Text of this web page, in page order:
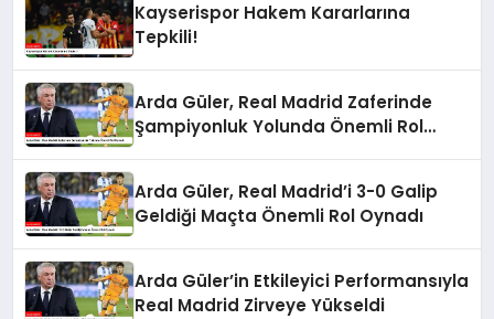
Kayserispor Hakem Kararlarına
Tepkili!
Arda Güler, Real Madrid Zaferinde
Şampiyonluk Yolunda Önemli Rol
Arda Güler, Real Madrid’i 3-0 Galip
Geldiği Maçta Önemli Rol Oynadı
Arda Güler’in Etkileyici Performansıyla
Real Madrid Zirveye Yükseldi